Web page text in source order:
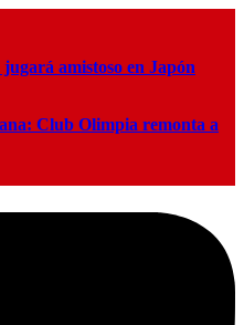
amistoso en Japón
Club Olimpia remonta a